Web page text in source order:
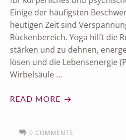
Einige der häufigsten
heutigen Zeit sind
Rückenbereich. Yoga hilft die
stärken und zu dehnen,
lösen und die Lebensenergie
Wirbelsäule …
READ MORE
0 COMMENTS